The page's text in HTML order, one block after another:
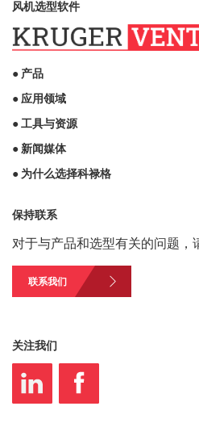
风机选型软件
● 产品
● 应用领域
● 工具与资源
● 新闻媒体
● 为什么选择科禄格
保持联系
对于与产品和选型有关的问题，
联系我们
关注我们